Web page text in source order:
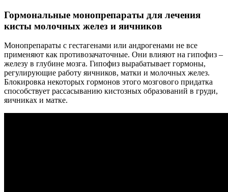
Гормональные монопрепараты для лечения
кисты молочных желез и яичников
Монопрепараты с гестагенами или андрогенами не все
применяют как противозачаточные. Они влияют на гипофиз –
железу в глубине мозга. Гипофиз вырабатывает гормоны,
регулирующие работу яичников, матки и молочных желез.
Блокировка некоторых гормонов этого мозгового придатка
способствует рассасыванию кистозных образований в груди,
яичниках и матке.